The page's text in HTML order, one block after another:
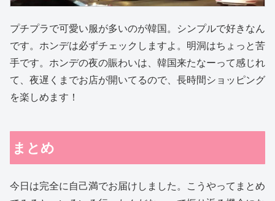
プチプラで可愛い服が多いのが韓国。シンプルで好きなん
です。ホンデは必ずチェックしますよ。明洞はちょっと苦
手です。ホンデの夜の賑わいは、韓国来たなーって感じれ
て、夜遅くまでお店が開いてるので、長時間ショッピング
を楽しめます！
まとめ
今日は完全に自己満でお届けしました。こうやってまとめ